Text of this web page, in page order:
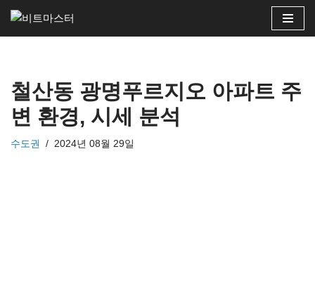
콘
로
건
너
뛰
철산동 광명푸르지오 아파트 주
변 환경, 시세 분석
수도권 2024년 08월 29일